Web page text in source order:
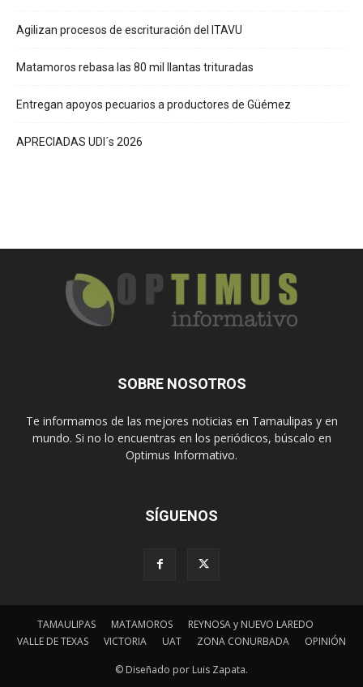
Agilizan procesos de escrituración del ITAVU
Matamoros rebasa las 80 mil llantas trituradas
Entregan apoyos pecuarios a productores de Güémez
APRECIADAS UDI´s 2026
SOBRE NOSOTROS
Te informamos de las mejores noticias en Tamaulipas y en
mundo. Si no lo encuentras en los periódicos, búscalo en
Optimus Informativo.
SÍGUENOS
TAMAULIPAS MATAMOROS
REYNOSA y NUEVO LAREDO
VALLE DE TEXAS
VICTORIA UAT ZONA CONURBADA OPINIÓN
© Diseñado por Luis Zapata.